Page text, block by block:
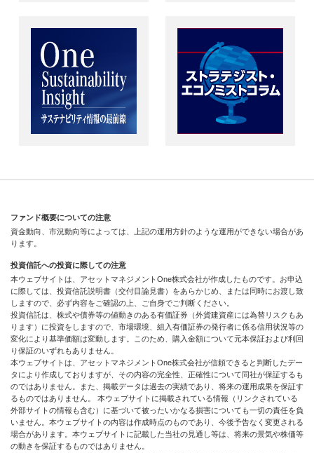
ファンド概要についての注意
資金動向、市況動向等によっては、上記の運用方針のような運用ができない場合があ
ります。
投資信託への投資に際しての注意
本ウェブサイトは、アセットマネジメントOne株式会社が作成したものです。お申込
に際しては、投資信託説明書（交付目論見書）をあらかじめ、または同時にお渡し致
しますので、必ず内容をご確認の上、ご自身でご判断ください。
投資信託は、株式や債券等の値動きのある有価証券（外貨建資産には為替リスクもあ
ります）に投資をしますので、市場環境、組入有価証券の発行者に係る信用状況等の
変化により基準価額は変動します。このため、購入金額について元本保証および利回
り保証のいずれもありません。
本ウェブサイトは、アセットマネジメントOne株式会社が信頼できると判断したデー
タにより作成しておりますが、その内容の完全性、正確性について同社が保証するも
のではありません。また、掲載データは過去の実績であり、将来の運用成果を保証す
るものではありません。 本ウェブサイトに掲載されている情報（リンクされている
外部サイトの情報も含む）に基づいて被ったいかなる損害についても一切の責任を負
いません。本ウェブサイトの内容は作成時点のものであり、今後予告なく変更される
場合があります。本ウェブサイトに記載した当社の見通し等は、将来の景気や株価等
の動きを保証するものではありません。